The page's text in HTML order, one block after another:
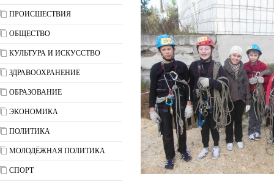
ПРОИСШЕСТВИЯ
ОБЩЕСТВО
КУЛЬТУРА И ИСКУССТВО
ЗДРАВООХРАНЕНИЕ
ОБРАЗОВАНИЕ
ЭКОНОМИКА
ПОЛИТИКА
МОЛОДЁЖНАЯ ПОЛИТИКА
СПОРТ